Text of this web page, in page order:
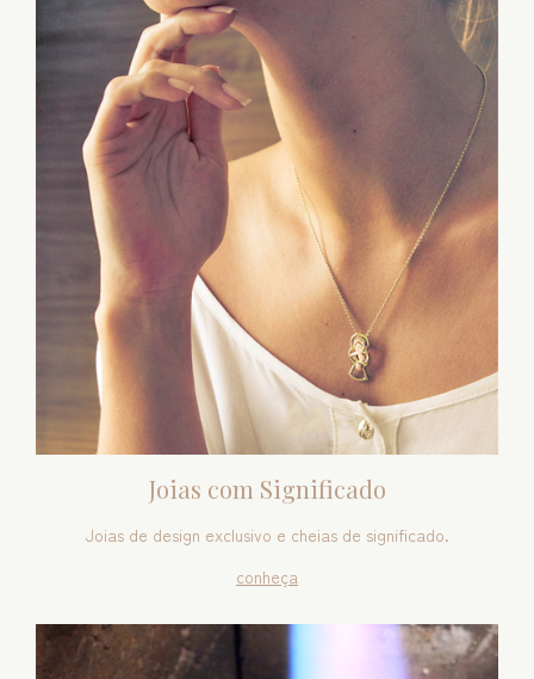
Joias com Significado
Joias de design exclusivo e cheias de significado.
conheça